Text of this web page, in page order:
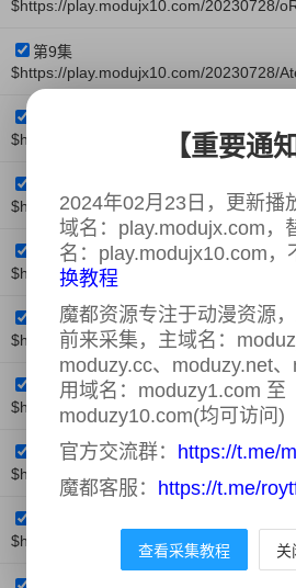
$https://play.modujx10.com/20230728/
第9集
$https://play.modujx10.com/20230728/
$https://play.modujx10.com/20230728/
$https://play.modujx10.com/20230728/
第12集
$https://play.modujx10.com/20230728/
第13集
$https://play.modujx10.com/20230728/
第14集
$https://play.modujx10.com/20230728/
第15集
$https://play.modujx10.com/20230728/
$https://play.modujx10.com/20230728/
【重要通知
2024年02月23日，更新播
域名：play.modujx.com，
名：play.modujx10.com，
换教程
魔都资源专注于动漫资源
前来采集，主域名：
moduzy.cc、moduzy.net
用域名：moduzy1.com 至
moduzy10.com(均可访问)
官方交流群： https://t.me/
魔都客服： https://t.me/
查看采集教程 关